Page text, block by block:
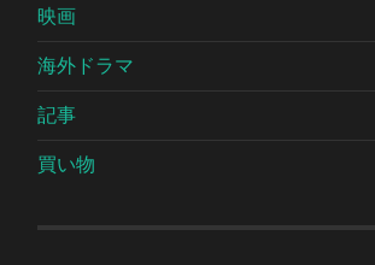
映画
海外ドラマ
記事
買い物